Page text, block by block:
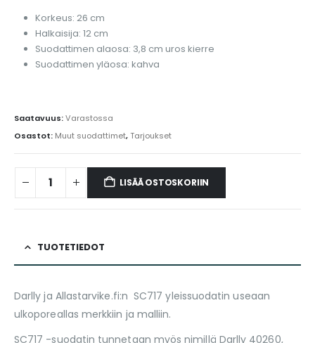
Korkeus: 26 cm
Halkaisija: 12 cm
Suodattimen alaosa: 3,8 cm uros kierre
Suodattimen yläosa: kahva
Saatavuus:Varastossa
Osastot: Muut suodattimet,Tarjoukset
LISÄÄ OSTOSKORIIN
TUOTETIEDOT
Darlly ja Allastarvike.fi:n SC717 yleissuodatin useaan
ulkoporeallas merkkiin ja malliin.
SC717 -suodatin tunnetaan myös nimillä Darlly 40260,